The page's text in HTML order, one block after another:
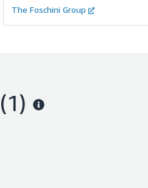
The Foschini Group
(1)